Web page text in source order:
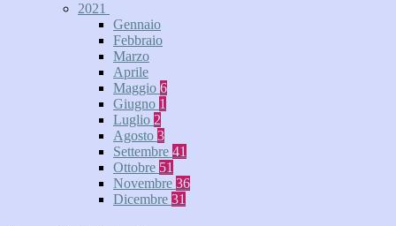
2021
Gennaio
Febbraio
Marzo
Aprile
Maggio 6
Giugno 1
Luglio 2
Agosto 3
Settembre 41
Ottobre 51
Novembre 36
Dicembre 31